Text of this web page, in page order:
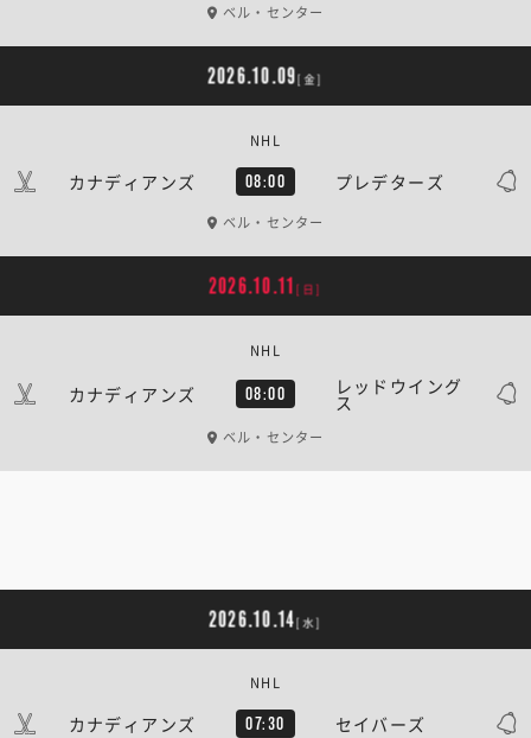
ベル・センター
2026.10.09[金]
カナディアンズ 08:00 プレデターズ
NHL
ベル・センター
2026.10.11 [日]
カナディアンズ 08:00 レッドウイング
ス
NHL
ベル・センター
2026.10.14[水]
カナディアンズ 07:30 セイバーズ
NHL